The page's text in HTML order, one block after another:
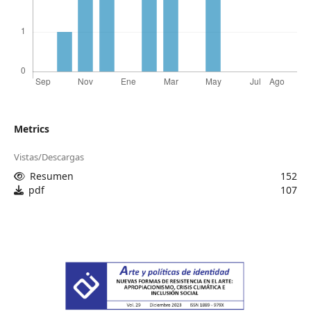
Metrics
Vistas/Descargas
Resumen
152
pdf
107